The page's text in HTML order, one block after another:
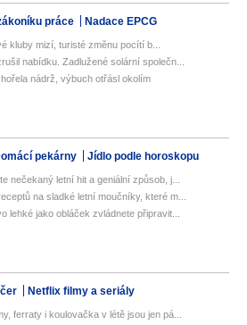
práce Nadace EPCG
kluby mizí, turisté změnu pocítí b...
nabídku. Zadlužené solární společn...
nádrž, výbuch otřásl okolím
pekárny Jídlo podle horoskopu
nečekaný letní hit a geniální způsob, j...
na sladké letní moučníky, které m...
lehké jako obláček zvládnete připravit...
Netflix filmy a seriály
ferraty i koulovačka v létě jsou jen pá...